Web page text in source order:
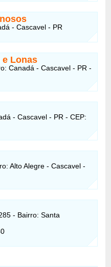
- Cascavel - PR
e Lonas
Canadá - Cascavel - PR -
- Cascavel - PR - CEP:
Alto Alegre - Cascavel -
- Bairro: Santa